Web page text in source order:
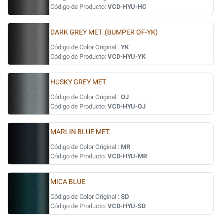
Código de Producto: VCD-HYU-HC
DARK GREY MET. (BUMPER OF-YK)
Código de Color Original : YK
Código de Producto: VCD-HYU-YK
HUSKY GREY MET.
Código de Color Original : OJ
Código de Producto: VCD-HYU-OJ
MARLIN BLUE MET.
Código de Color Original : MR
Código de Producto: VCD-HYU-MR
MICA BLUE
Código de Color Original : SD
Código de Producto: VCD-HYU-SD